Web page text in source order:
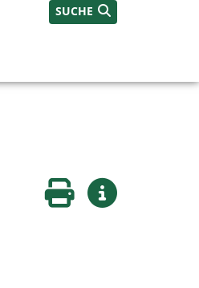
SUCHE
Seite druckenWeitere Infos